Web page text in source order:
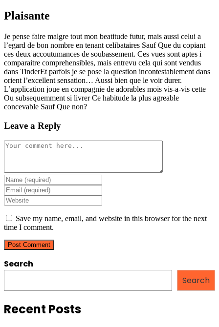
Plaisante
Je pense faire malgre tout mon beatitude futur, mais aussi celui a
l’egard de bon nombre en tenant celibataires Sauf Que du copiant
ces deux accoutumances de soubassement. Ces vues sont aptes i
comparaitre comprehensibles, mais entrevu cela qui sont vendus
dans TinderEt parfois je se pose la question incontestablement dans
orient l’excellent sensation… Aussi bien que le voir durer.
L’application joue en compagnie de adorables mois vis-a-vis cette
Ou subsequemment si livrer Ce habitude la plus agreable
concevable Sauf Que non?
Leave a Reply
Comment
Enter
your
name
or
username
to
comment
Enter
your
email
address
to
comment
Enter
your
website
URL
Save my name, email, and website in this browser for the next
time I comment.
Search
Search
Recent Posts